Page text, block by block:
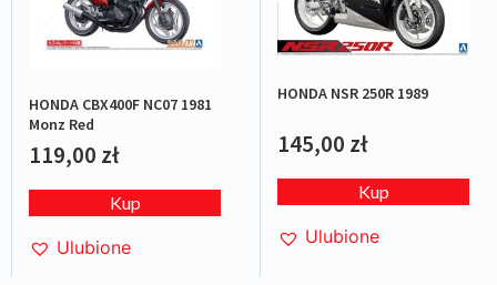
HONDA CBX400F NC07 1981
Monz Red
119,00 zł
Kup
Ulubione
HONDA NSR 250R 1989
145,00 zł
Kup
Ulubione